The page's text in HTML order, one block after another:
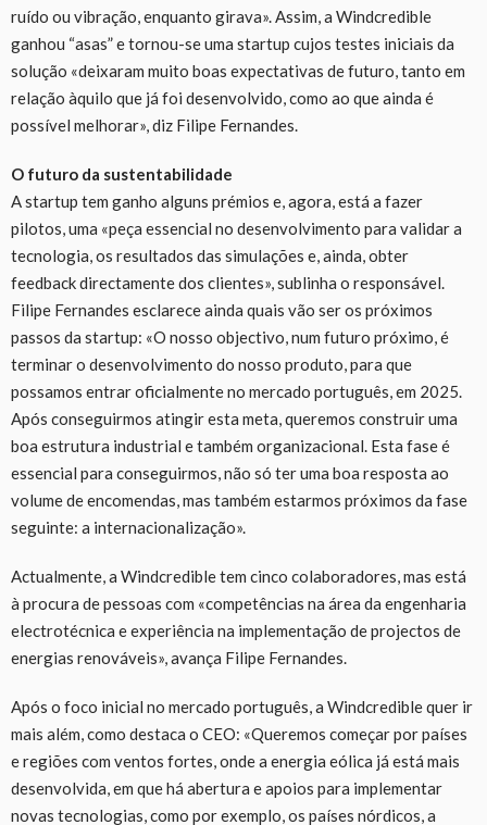
ruído ou vibração, enquanto girava». Assim, a Windcredible
ganhou “asas” e tornou-se uma startup cujos testes iniciais da
solução «deixaram muito boas expectativas de futuro, tanto em
relação àquilo que já foi desenvolvido, como ao que ainda é
possível melhorar», diz Filipe Fernandes.
O futuro da sustentabilidade
A startup tem ganho alguns prémios e, agora, está a fazer
pilotos, uma «peça essencial no desenvolvimento para validar a
tecnologia, os resultados das simulações e, ainda, obter
feedback directamente dos clientes», sublinha o responsável.
Filipe Fernandes esclarece ainda quais vão ser os próximos
passos da startup: «O nosso objectivo, num futuro próximo, é
terminar o desenvolvimento do nosso produto, para que
possamos entrar oficialmente no mercado português, em 2025.
Após conseguirmos atingir esta meta, queremos construir uma
boa estrutura industrial e também organizacional. Esta fase é
essencial para conseguirmos, não só ter uma boa resposta ao
volume de encomendas, mas também estarmos próximos da fase
seguinte: a internacionalização».
Actualmente, a Windcredible tem cinco colaboradores, mas está
à procura de pessoas com «competências na área da engenharia
electrotécnica e experiência na implementação de projectos de
energias renováveis», avança Filipe Fernandes.
Após o foco inicial no mercado português, a Windcredible quer ir
mais além, como destaca o CEO: «Queremos começar por países
e regiões com ventos fortes, onde a energia eólica já está mais
desenvolvida, em que há abertura e apoios para implementar
novas tecnologias, como por exemplo, os países nórdicos, a